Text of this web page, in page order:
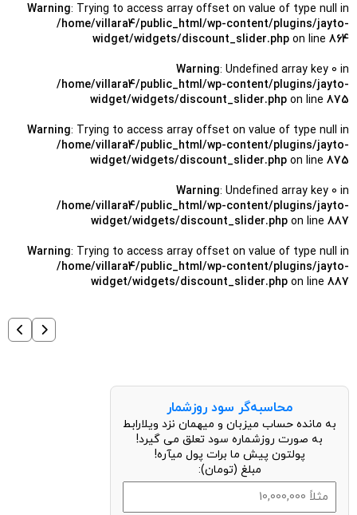
Warning: Trying to access array offset on value of type null in
/home/villara4/public_html/wp-content/plugins/jayto-
widget/widgets/discount_slider.php on line 864
Warning: Undefined array key 0 in
/home/villara4/public_html/wp-content/plugins/jayto-
widget/widgets/discount_slider.php on line 875
Warning: Trying to access array offset on value of type null in
/home/villara4/public_html/wp-content/plugins/jayto-
widget/widgets/discount_slider.php on line 875
Warning: Undefined array key 0 in
/home/villara4/public_html/wp-content/plugins/jayto-
widget/widgets/discount_slider.php on line 887
Warning: Trying to access array offset on value of type null in
/home/villara4/public_html/wp-content/plugins/jayto-
widget/widgets/discount_slider.php on line 887
محاسبه‌گر سود روزشمار
به مانده حساب میزبان و میهمان نزد ویلارابط
به صورت روزشماره سود تعلق می گیرد!
پولتون پیش ما برات پول میآره!
مبلغ (تومان):